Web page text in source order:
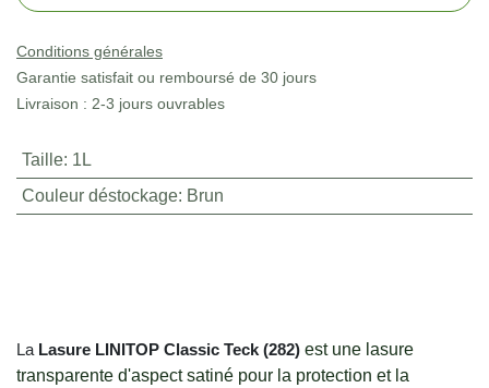
Conditions générales
Garantie satisfait ou remboursé de 30 jours
Livraison : 2-3 jours ouvrables
Taille: 1L
Couleur déstockage: Brun
La Lasure LINITOP Classic Teck (282) est une lasure
transparente d'aspect satiné pour la protection et la